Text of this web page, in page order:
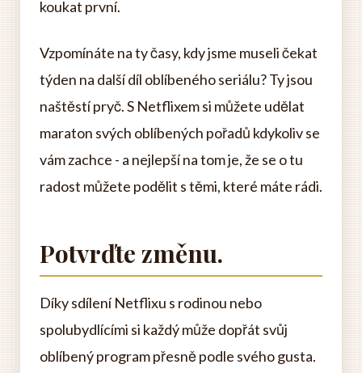
koukat první.
Vzpomínáte na ty časy, kdy jsme museli čekat
týden na další díl oblíbeného seriálu? Ty jsou
naštěstí pryč. S Netflixem si můžete udělat
maraton svých oblíbených pořadů kdykoliv se
vám zachce - a nejlepší na tom je, že se o tu
radost můžete podělit s těmi, které máte rádi.
Potvrďte změnu.
Díky sdílení Netflixu s rodinou nebo
spolubydlícími si každý může dopřát svůj
oblíbený program přesně podle svého gusta.